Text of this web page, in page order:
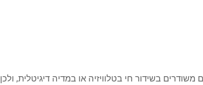
בשידור חי בטלוויזיה או במדיה דיגיטלית, ולכן